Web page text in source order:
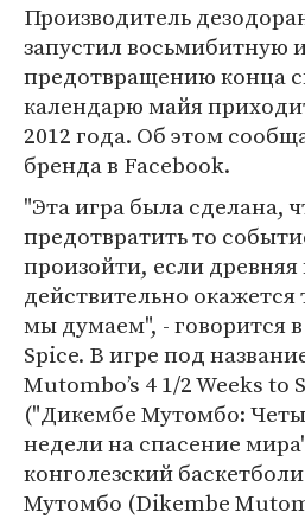
Производитель
запустил восьмибитную
предотвращению конца
календарю майя
2012 года. Об этом
бренда в Facebook.
"Эта игра была сделана,
предотвратить то
произойти, если
действительно
мы думаем", - говорится
Spice. В игре под
Mutombo’s 4 1/2 Weeks to
("Дикембе Мутомбо:
недели на спасение
конголезский
Мутомбо (Dikembe